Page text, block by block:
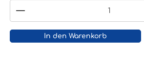
Produkt Anzahl: Gib den
In den Warenkorb